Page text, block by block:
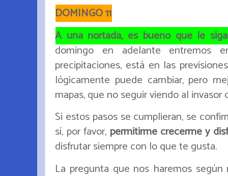
DOMINGO 11
A una nortada, es bueno que le
domingo en adelante entremos
precipitaciones, está en las
lógicamente puede cambiar, pero
mapas, que no seguir viendo al invasor
Si estos pasos se cumplieran, se
sí, por favor, permitirme crecerme y
disfrutar siempre con lo que te gusta.
La pregunta que nos haremos